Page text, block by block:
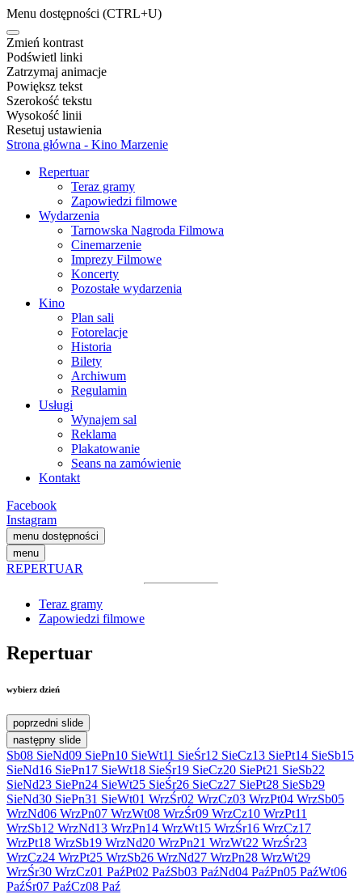
Menu dostępności (CTRL+U)
Zmień kontrast
Podświetl linki
Zatrzymaj animacje
Powiększ tekst
Szerokość tekstu
Wysokość linii
Resetuj ustawienia
Strona główna - Kino Marzenie
Repertuar
Teraz gramy
Zapowiedzi filmowe
Wydarzenia
Tarnowska Nagroda Filmowa
Cinemarzenie
Imprezy Filmowe
Koncerty
Pozostałe wydarzenia
Kino
Plan sali
Fotorelacje
Historia
Bilety
Archiwum
Regulamin
Usługi
Wynajem sal
Reklama
Plakatowanie
Seans na zamówienie
Kontakt
Facebook
Instagram
menu dostępności
menu
REPERTUAR
Teraz gramy
Zapowiedzi filmowe
Repertuar
wybierz dzień
poprzedni slide
następny slide
Sb08 SieNd09 SiePn10 SieWt11 SieŚr12 SieCz13 SiePt14 SieSb15
SieNd16 SiePn17 SieWt18 SieŚr19 SieCz20 SiePt21 SieSb22
SieNd23 SiePn24 SieWt25 SieŚr26 SieCz27 SiePt28 SieSb29
SieNd30 SiePn31 SieWt01 WrzŚr02 WrzCz03 WrzPt04 WrzSb05
WrzNd06 WrzPn07 WrzWt08 WrzŚr09 WrzCz10 WrzPt11
WrzSb12 WrzNd13 WrzPn14 WrzWt15 WrzŚr16 WrzCz17
WrzPt18 WrzSb19 WrzNd20 WrzPn21 WrzWt22 WrzŚr23
WrzCz24 WrzPt25 WrzSb26 WrzNd27 WrzPn28 WrzWt29
WrzŚr30 WrzCz01 PaźPt02 PaźSb03 PaźNd04 PaźPn05 PaźWt06
PaźŚr07 PaźCz08 Paź